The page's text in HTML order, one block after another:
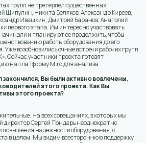
групп не претерпел существенных
Шипулин, Никита Беляков, Александр Киреев,
Ивашкин, Дмитрий Баранов, Анатолий
первого этапа. Им интересно участвовать
и планируют ее продолжить, чтобы
работы оборудования до его
Уже возобновились очные встречи рабочих групп
Сейчас участники проекта готовят
на платформу Miro для анализа.
закончился, Вы были активно вовлечены,
этого проекта. Как Вы
этого проекта?
На всех совещаниях, в которых мы
директор Сергей Пондарь неоднократно
надежности оборудования, о
в целом. Мы видим всестороннюю поддержку